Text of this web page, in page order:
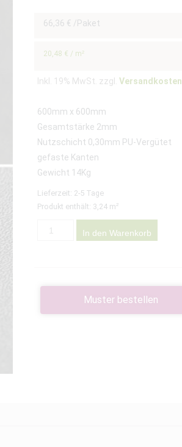
66,36 € /Paket
20,48 € / m²
Inkl. 19% MwSt. zzgl. Versandkosten
600mm x 600mm
Gesamtstärke 2mm
Nutzschicht 0,30mm PU-Vergütet
gefaste Kanten
Gewicht 14Kg
Lieferzeit: 2-5 Tage
Produkt enthält: 3,24 m²
In den Warenkorb
Muster bestellen